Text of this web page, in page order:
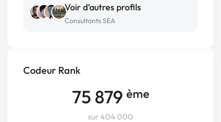
Codeur Rank
75 879 ème
sur 404 000
Voir d’autres profils
Consultants SEA